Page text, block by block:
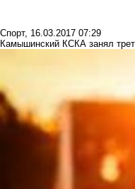
Спорт, 16.03.2017 07:29
Камышинский КСКА занял